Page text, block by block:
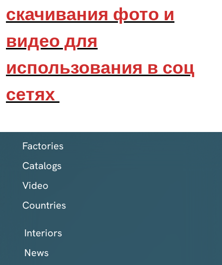
скачивания фото и
видео для
использования в соц
сетях
Factories
Catalogs
Video
Countries
Interiors
News